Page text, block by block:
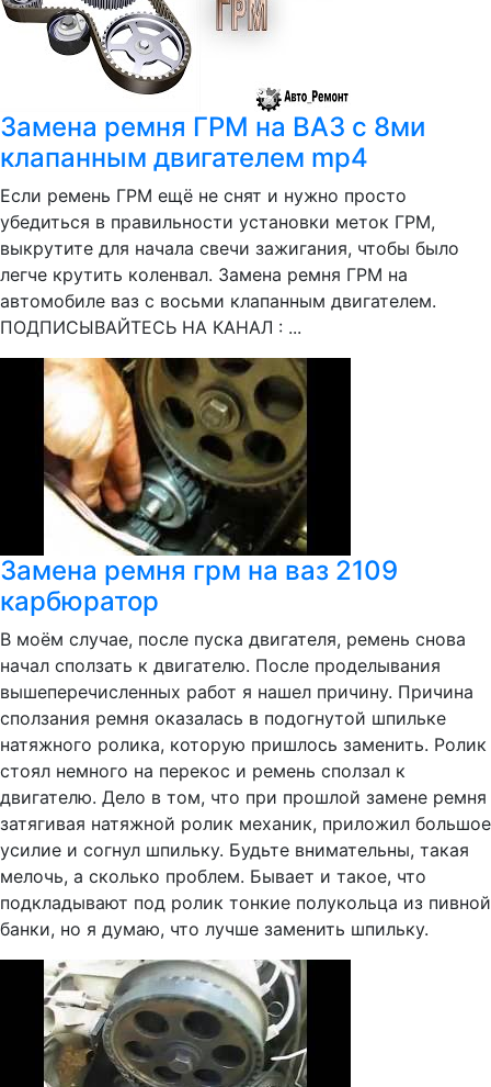
Замена ремня ГРМ на ВАЗ с 8ми
клапанным двигателем mp4
Если ремень ГРМ ещё не снят и нужно просто
убедиться в правильности установки меток ГРМ,
выкрутите для начала свечи зажигания, чтобы было
легче крутить коленвал. Замена ремня ГРМ на
автомобиле ваз с восьми клапанным двигателем.
ПОДПИСЫВАЙТЕСЬ НА КАНАЛ : ...
Замена ремня грм на ваз 2109
карбюратор
В моём случае, после пуска двигателя, ремень снова
начал сползать к двигателю. После проделывания
вышеперечисленных работ я нашел причину. Причина
сползания ремня оказалась в подогнутой шпильке
натяжного ролика, которую пришлось заменить. Ролик
стоял немного на перекос и ремень сползал к
двигателю. Дело в том, что при прошлой замене ремня
затягивая натяжной ролик механик, приложил большое
усилие и согнул шпильку. Будьте внимательны, такая
мелочь, а сколько проблем. Бывает и такое, что
подкладывают под ролик тонкие полукольца из пивной
банки, но я думаю, что лучше заменить шпильку.